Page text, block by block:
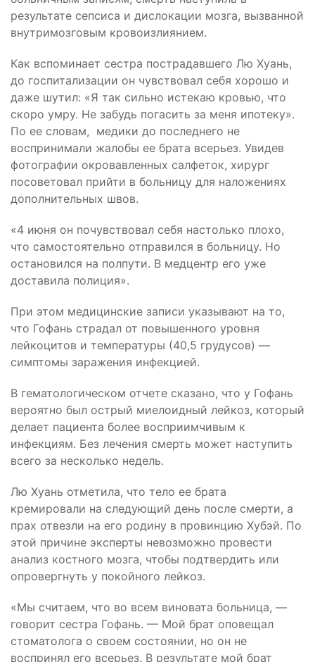
результате сепсиса и дислокации мозга, вызванной
внутримозговым кровоизлиянием.
Как вспоминает сестра пострадавшего Лю Хуань,
до госпитализации он чувствовал себя хорошо и
даже шутил: «Я так сильно истекаю кровью, что
скоро умру. Не забудь погасить за меня ипотеку».
По ее словам, медики до последнего не
воспринимали жалобы ее брата всерьез. Увидев
фотографии окровавленных салфеток, хирург
посоветовал прийти в больницу для наложениях
дополнительных швов.
«4 июня он почувствовал себя настолько плохо,
что самостоятельно отправился в больницу. Но
остановился на полпути. В медцентр его уже
доставила полиция».
При этом медицинские записи указывают на то,
что Гофань страдал от повышенного уровня
лейкоцитов и температуры (40,5 грудусов) —
симптомы заражения инфекцией.
В гематологическом отчете сказано, что у Гофань
вероятно был острый миелоидный лейкоз, который
делает пациента более восприимчивым к
инфекциям. Без лечения смерть может наступить
всего за несколько недель.
Лю Хуань отметила, что тело ее брата
кремировали на следующий день после смерти, а
прах отвезли на его родину в провинцию Хубэй. По
этой причине эксперты невозможно провести
анализ костного мозга, чтобы подтвердить или
опровергнуть у покойного лейкоз.
«Мы считаем, что во всем виновата больница, —
говорит сестра Гофань. — Мой брат оповещал
стоматолога о своем состоянии, но он не
воспринял его всерьез. В результате мой брат